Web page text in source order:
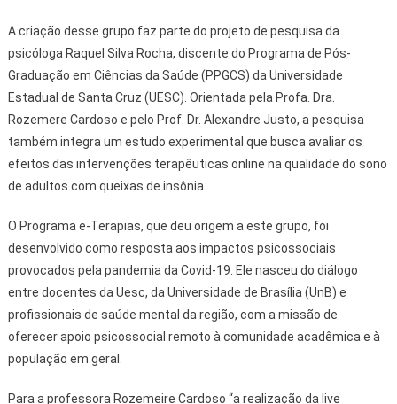
A criação desse grupo faz parte do projeto de pesquisa da
psicóloga Raquel Silva Rocha, discente do Programa de Pós-
Graduação em Ciências da Saúde (PPGCS) da Universidade
Estadual de Santa Cruz (UESC). Orientada pela Profa. Dra.
Rozemere Cardoso e pelo Prof. Dr. Alexandre Justo, a pesquisa
também integra um estudo experimental que busca avaliar os
efeitos das intervenções terapêuticas online na qualidade do sono
de adultos com queixas de insônia.
O Programa e-Terapias, que deu origem a este grupo, foi
desenvolvido como resposta aos impactos psicossociais
provocados pela pandemia da Covid-19. Ele nasceu do diálogo
entre docentes da Uesc, da Universidade de Brasília (UnB) e
profissionais de saúde mental da região, com a missão de
oferecer apoio psicossocial remoto à comunidade acadêmica e à
população em geral.
Para a professora Rozemeire Cardoso “a realização da live